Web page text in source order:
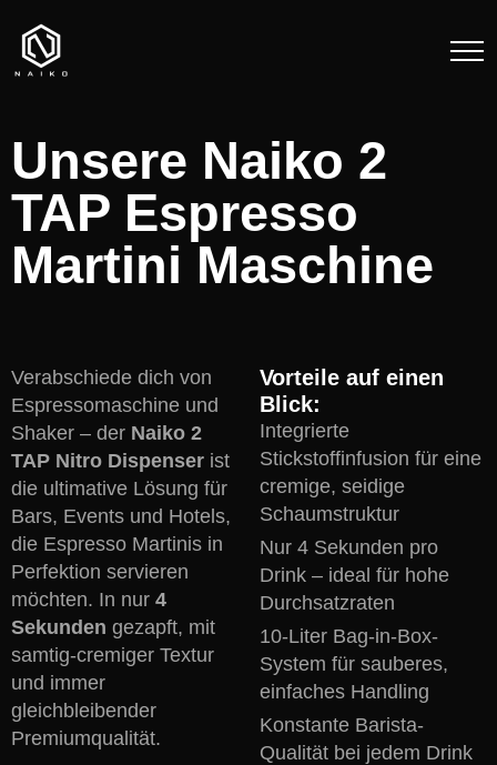
Unsere Naiko 2
TAP Espresso
Martini Maschine
Verabschiede dich von
Espressomaschine und
Shaker – der Naiko 2
TAP Nitro Dispenser ist
die ultimative Lösung für
Bars, Events und Hotels,
die Espresso Martinis in
Perfektion servieren
möchten. In nur 4
Sekunden gezapft, mit
samtig-cremiger Textur
und immer
gleichbleibender
Premiumqualität.
Vorteile auf einen
Blick:
Integrierte
Stickstoffinfusion für eine
cremige, seidige
Schaumstruktur
Nur 4 Sekunden pro
Drink – ideal für hohe
Durchsatzraten
10-Liter Bag-in-Box-
System für sauberes,
einfaches Handling
Konstante Barista-
Qualität bei jedem Drink